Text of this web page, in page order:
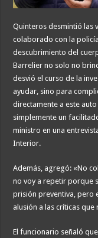
Quinteros desmintió las
colaborado con la
descubrimiento del
Barrelier no solo no
desvió el curso de la
ayudar, sino para
directamente a este
simplemente un
ministro en una
Interior.
Además, agregó: «No
no voy a repetir porque
prisión preventiva, pero
alusión a las críticas
El funcionario señaló